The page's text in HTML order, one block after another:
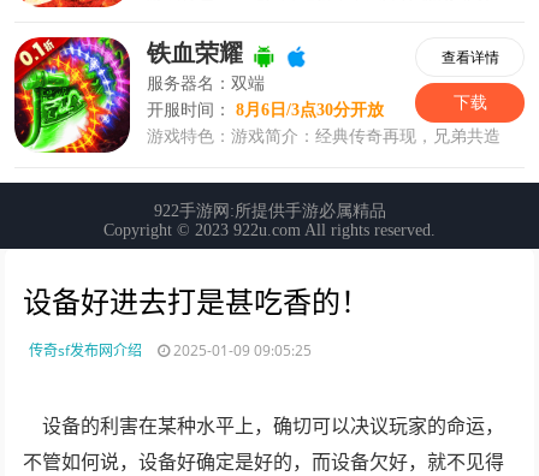
设备好进去打是甚吃香的！
传奇sf发布网介绍 2025-01-09 09:05:25
设备的利害在某种水平上，确切可以决议玩家的命运，
不管如何说，设备好确定是好的，而设备欠好，就不见得